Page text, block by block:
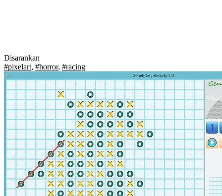
Disarankan
#pixelart, #horror, #racing